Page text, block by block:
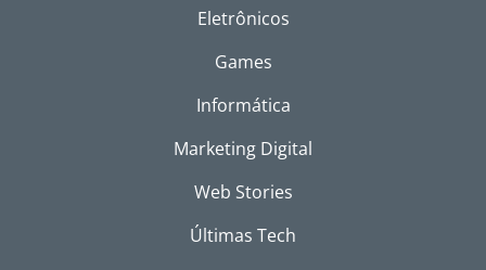
Eletrônicos
Games
Informática
Marketing Digital
Web Stories
Últimas Tech